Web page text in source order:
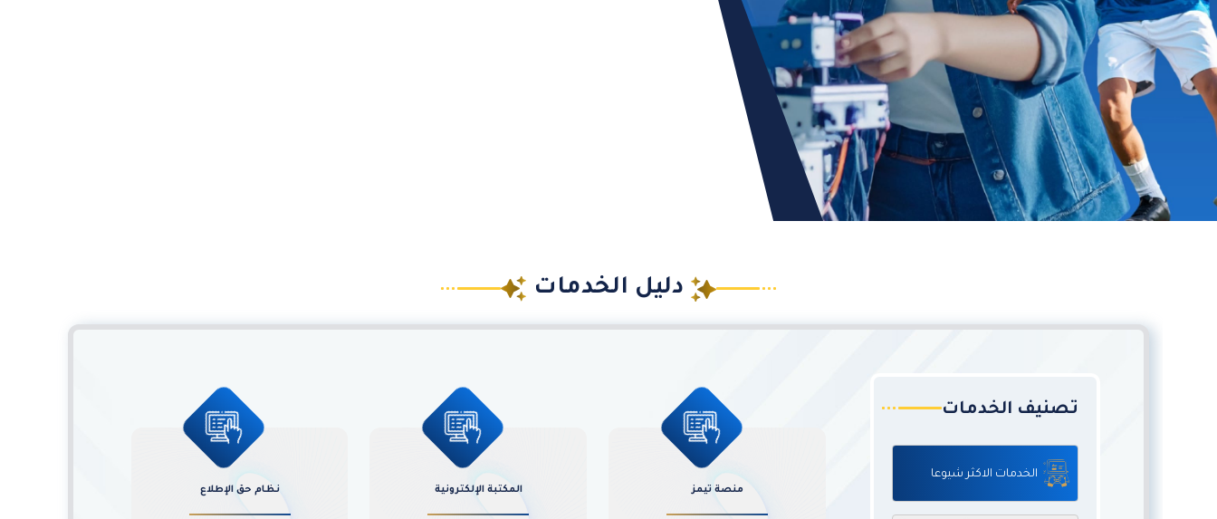
دليل الخدمات
تصنيف الخدمات
منصة تيمز المكتبة الإلكترونية نظام حق الإطلاع